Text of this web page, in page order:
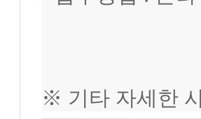
※ 기타 자세한